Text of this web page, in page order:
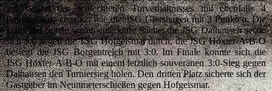
auf Grund des schlechteren Torverhältnisses mit ebenfalls 4
Punkten aus, genauso wie die JSG Giershagen mit 3 Punkten. Die
Halbfinal-Spiele waren eine klare Sache: die JSG Dalhausen setzte
sich 5:0 gegen die TSG Hofgeismar durch, die JSG Höxter-A-B-O
besiegt die JSG Borgentreich mit 3:0. Im Finale konnte sich die
JSG Höxter-A-B-O mit einem letztlich souveränen 3:0-Sieg gegen
Dalhausen den Turniersieg holen. Den dritten Platz sicherte sich der
Gastgeber im Neunmeterschießen gegen Hofgeismar.